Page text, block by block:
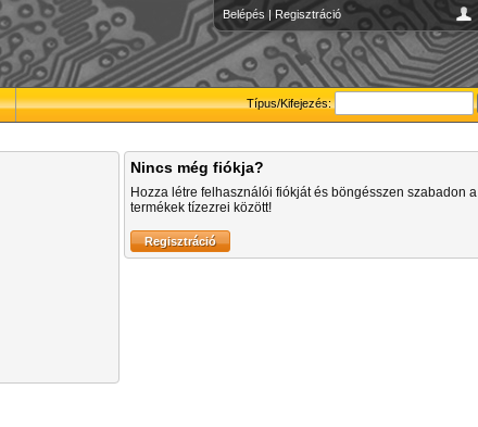
Belépés | Regisztráció
Típus/Kifejezés:
Nincs még fiókja?
Hozza létre felhasználói fiókját és böngésszen szabadon a
termékek tízezrei között!